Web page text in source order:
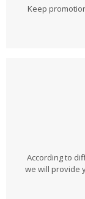
Keep
According to
we will provide